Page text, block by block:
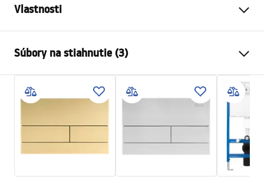
Vlastnosti
Splachovací systém
Farba
Biela
Prevedenie
Lesklý
Šírka
360mm
Súbory na stiahnutie (3)
ATEST-higieniczny.pdf
Installation instructions